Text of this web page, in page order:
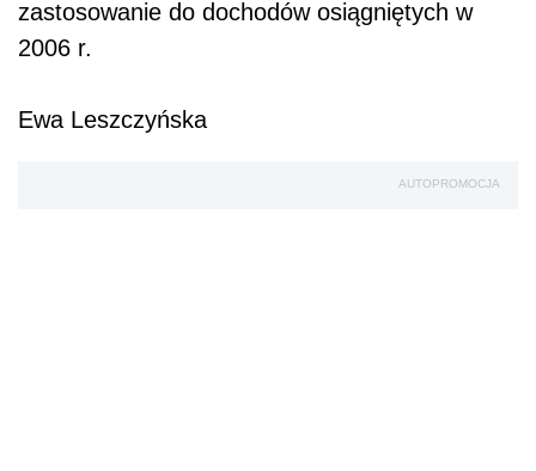
zastosowanie do dochodów osiągniętych w
2006 r.
Ewa Leszczyńska
AUTOPROMOCJA